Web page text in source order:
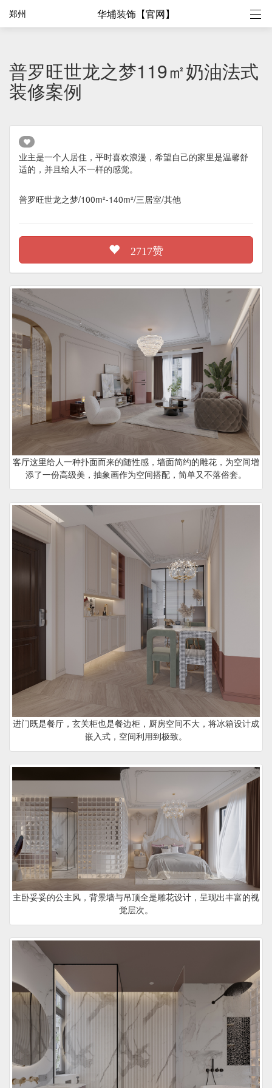
华埔装饰【官网】
郑州
普罗旺世龙之梦119㎡奶油法式
装修案例
业主是一个人居住，平时喜欢浪漫，希望自己的家里是温馨舒
适的，并且给人不一样的感觉。
普罗旺世龙之梦/100m²-140m²/三居室/其他
2717赞
客厅这里给人一种扑面而来的随性感，墙面简约的雕花，为空间增
添了一份高级美，抽象画作为空间搭配，简单又不落俗套。
进门既是餐厅，玄关柜也是餐边柜，厨房空间不大，将冰箱设计成
嵌入式，空间利用到极致。
主卧妥妥的公主风，背景墙与吊顶全是雕花设计，呈现出丰富的视
觉层次。